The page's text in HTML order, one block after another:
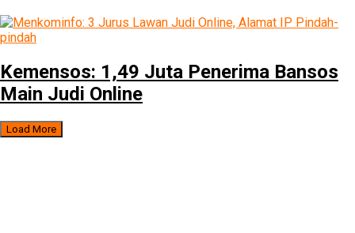
Kemensos: 1,49 Juta Penerima Bansos
Main Judi Online
Load More